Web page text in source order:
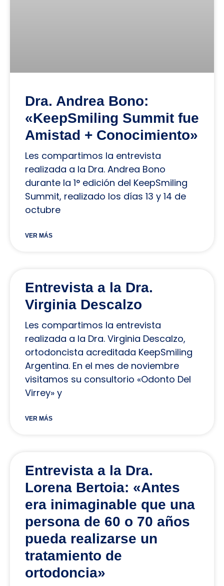
Dra. Andrea Bono:
«KeepSmiling Summit fue
Amistad + Conocimiento»
Les compartimos la entrevista
realizada a la Dra. Andrea Bono
durante la 1° edición del KeepSmiling
Summit, realizado los días 13 y 14 de
octubre
VER MÁS
Entrevista a la Dra.
Virginia Descalzo
Les compartimos la entrevista
realizada a la Dra. Virginia Descalzo,
ortodoncista acreditada KeepSmiling
Argentina. En el mes de noviembre
visitamos su consultorio «Odonto Del
Virrey» y
VER MÁS
Entrevista a la Dra.
Lorena Bertoia: «Antes
era inimaginable que una
persona de 60 o 70 años
pueda realizarse un
tratamiento de
ortodoncia»